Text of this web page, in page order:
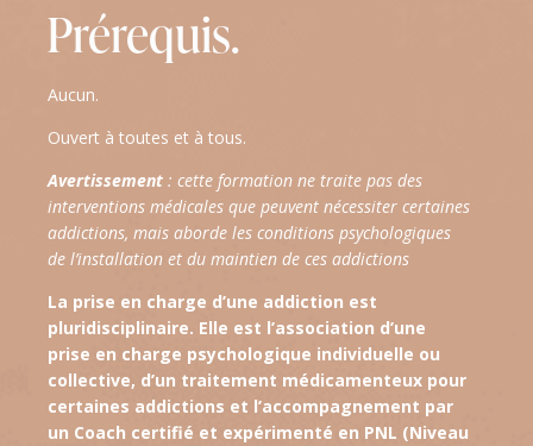
Prérequis.
Aucun.
Ouvert à toutes et à tous.
Avertissement : cette formation ne traite pas des
interventions médicales que peuvent nécessiter certaines
addictions, mais aborde les conditions psychologiques
de l’installation et du maintien de ces addictions
La prise en charge d’une addiction est
pluridisciplinaire. Elle est l’association d’une
prise en charge psychologique individuelle ou
collective, d’un traitement médicamenteux pour
certaines addictions et l’accompagnement par
un Coach certifié et expérimenté en PNL (Niveau